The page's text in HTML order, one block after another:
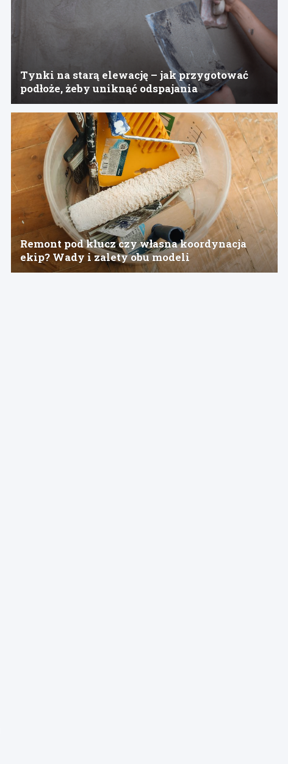
Tynki na starą elewację – jak przygotować
podłoże, żeby uniknąć odspajania
Remont pod klucz czy własna koordynacja
ekip? Wady i zalety obu modeli